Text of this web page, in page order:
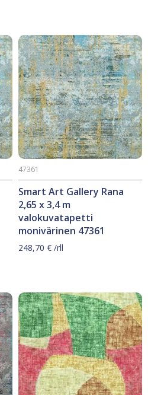
Smart Art Gallery Rana
2,65 x 3,4 m
valokuvatapetti
monivärinen 47361
47361
248,70 € /rll